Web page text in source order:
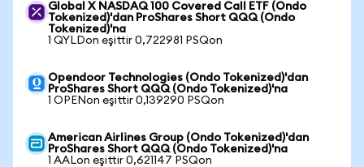
Global X NASDAQ 100 Covered Call ETF (Ondo
Tokenized)'dan ProShares Short QQQ (Ondo
Tokenized)'na
1 QYLDon eşittir 0,722981 PSQon
Opendoor Technologies (Ondo Tokenized)'dan
ProShares Short QQQ (Ondo Tokenized)'na
1 OPENon eşittir 0,139290 PSQon
American Airlines Group (Ondo Tokenized)'dan
ProShares Short QQQ (Ondo Tokenized)'na
1 AALon eşittir 0,621147 PSQon